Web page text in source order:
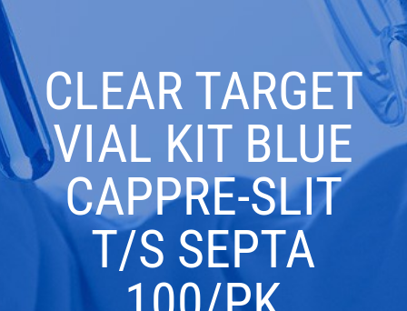
CLEAR TARGET
VIAL KIT BLUE
CAPPRE-SLIT
T/S SEPTA